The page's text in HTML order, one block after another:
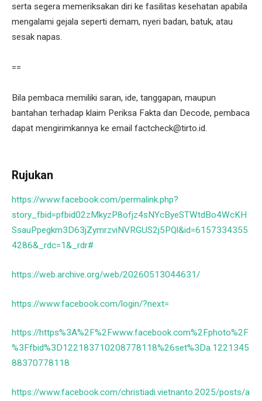
serta segera memeriksakan diri ke fasilitas kesehatan apabila
mengalami gejala seperti demam, nyeri badan, batuk, atau
sesak napas.
==
Bila pembaca memiliki saran, ide, tanggapan, maupun
bantahan terhadap klaim Periksa Fakta dan Decode, pembaca
dapat mengirimkannya ke email factcheck@tirto.id.
Rujukan
https://www.facebook.com/permalink.php?
story_fbid=pfbid02zMkyzP8ofjz4sNYcByeSTWtdBo4WcKH
SsauPpegkm3D63jZymrzviNVRGUS2j5PQl&id=6157334355
4286&_rdc=1&_rdr#
https://web.archive.org/web/20260513044631/
https://www.facebook.com/login/?next=
https://https%3A%2F%2Fwww.facebook.com%2Fphoto%2F
%3Ffbid%3D122183710208778118%26set%3Da.1221345
88370778118
https://www.facebook.com/christiadi.vietnanto.2025/posts/a